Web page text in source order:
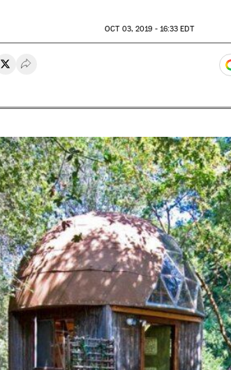
OCT03, 2019 - 16:33 EDT
en Whatsapp
en Facebook
Compartir en Twitter
Desplegar Redes Sociales